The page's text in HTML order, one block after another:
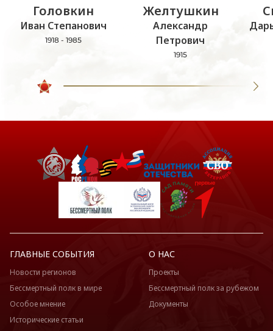
Головкин
Иван Степанович
1918 - 1985
Желтушкин
Александр
Петрович
1915
ГЛАВНЫЕ СОБЫТИЯ
Новости регионов
Бессмертный полк в мире
Особое мнение
Исторические статьи
О НАС
Проекты
Бессмертный полк за рубежом
Документы